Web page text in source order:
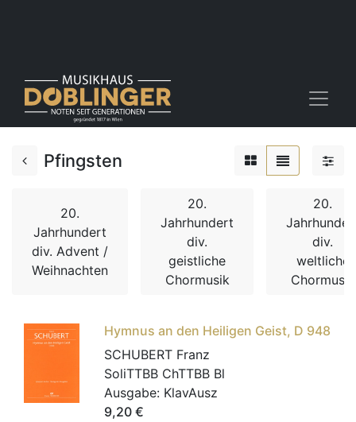
Pfingsten
20.
Jahrhundert
div. Advent /
Weihnachten
20.
Jahrhundert
div.
geistliche
Chormusik
20.
div.
weltliche
Chormusik
Hymnus an den Heiligen Geist, D 948
SCHUBERT Franz
SoliTTBB ChTTBB Bl
Ausgabe: KlavAusz
9,20 €